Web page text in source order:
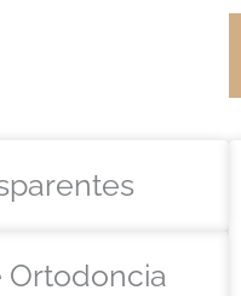
Ortodoncia